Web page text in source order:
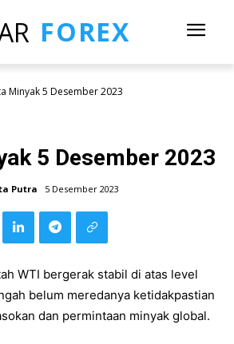
FOREX
Minyak 5 Desember 2023
5 Desember 2023
Putra 5 Desember 2023
WTI bergerak stabil di atas level
belum meredanya ketidakpastian
dan permintaan minyak global.